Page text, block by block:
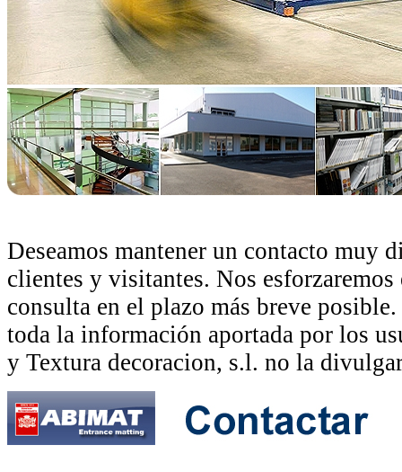
Deseamos mantener un contacto muy
clientes y visitantes. Nos esforzaremos
consulta en el plazo más breve
toda la información aportada por los
y Textura decoracion, s.l. no la